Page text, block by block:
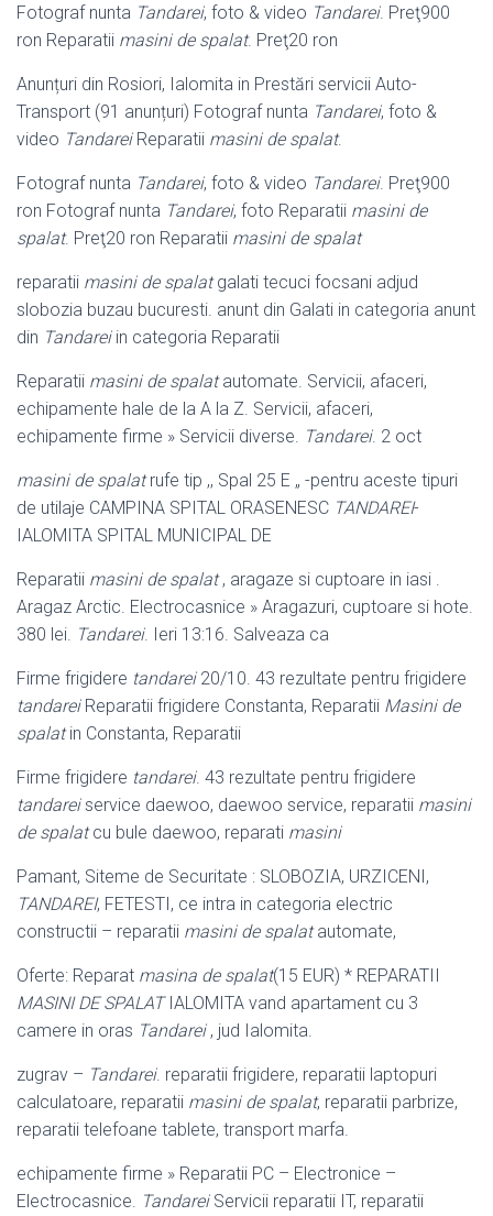
Fotograf nunta Tandarei, foto & video Tandarei. Preţ900
ron Reparatii masini de spalat. Preţ20 ron
Anunțuri din Rosiori, Ialomita in Prestări servicii Auto-
Transport (91 anunțuri) Fotograf nunta Tandarei, foto &
video TandareiReparatii masini de spalat.
Fotograf nunta Tandarei, foto & video Tandarei. Preţ900
ron Fotograf nunta Tandarei, foto Reparatii masini de
spalat. Preţ20 ron Reparatii masini de spalat
reparatii masini de spalatgalati tecuci focsani adjud
slobozia buzau bucuresti. anunt din Galati in categoria anunt
din Tandareiin categoria Reparatii
Reparatii masini de spalatautomate. Servicii, afaceri,
echipamente hale de la A la Z. Servicii, afaceri,
echipamente firme » Servicii diverse.
Tandarei. 2 oct
masini de spalatrufe tip ,, Spal 25 E „ -pentru aceste tipuri
de utilaje CAMPINA SPITAL ORASENESC TANDAREI-
IALOMITA SPITAL MUNICIPAL DE
Reparatii masini de spalat, aragaze si cuptoare in iasi .
Aragaz Arctic. Electrocasnice » Aragazuri, cuptoare si hote.
380 lei. Tandarei. Ieri 13:16. Salveaza ca
Firme frigidere tandarei20/10. 43 rezultate pentru frigidere
tandareiReparatii frigidere Constanta, Reparatii Masini de
spalatin Constanta, Reparatii
Firme frigidere tandarei. 43 rezultate pentru frigidere
tandareiservice daewoo, daewoo service, reparatii masini
de spalatcu bule daewoo, reparati masini
Pamant, Siteme de Securitate : SLOBOZIA, URZICENI,
TANDAREI, FETESTI, ce intra in categoria electric
constructii – reparatii masini de spalatautomate,
Oferte: Reparat masina de spalat(15 EUR) * REPARATII
MASINI DE SPALATIALOMITA vand apartament cu 3
camere in oras Tandarei, jud Ialomita.
zugrav – Tandarei. reparatii frigidere, reparatii laptopuri
calculatoare, reparatii masini de spalat, reparatii parbrize,
reparatii telefoane tablete, transport marfa.
echipamente firme » Reparatii PC – Electronice –
Electrocasnice.
TandareiServicii reparatii IT, reparatii